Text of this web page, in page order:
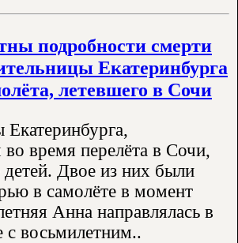
подробности смерти
Екатеринбурга
летевшего в Сочи
время перелёта в Сочи,
детей. Двое из них были
в самолёте в момент
Анна направлялась в
с восьмилетним..